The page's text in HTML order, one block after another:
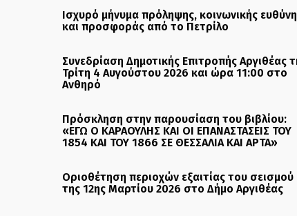
Ισχυρό μήνυμα πρόληψης, κοινωνικής
και προσφοράς από το Πετρίλο
Συνεδρίαση Δημοτικής Επιτροπής Αργιθέας
Τρίτη 4 Αυγούστου 2026 και ώρα 11:00 στο
Ανθηρό
Πρόσκληση στην παρουσίαση του βιβλίου:
«ΕΓΩ Ο ΚΑΡΑΟΥΛΗΣ ΚΑΙ ΟΙ ΕΠΑΝΑΣΤΑΣΕΙΣ ΤΟΥ
1854 ΚΑΙ ΤΟΥ 1866 ΣΕ ΘΕΣΣΑΛΙΑ ΚΑΙ ΑΡΤΑ»
Οριοθέτηση περιοχών εξαιτίας του σεισμού
της 12ης Μαρτίου 2026 στο Δήμο Αργιθέας